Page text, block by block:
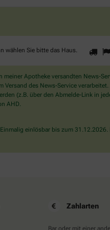
wählen Sie bitte das Haus.
Sind
Sie
Mensch?
Dann
wählen
Haus.
1
meiner Apotheke versandten News-
Versand des News-Service
(z.B. über den Abmelde-Link in
AHD.
einlösbar bis zum
Zahlarten
Bar oder mit einer